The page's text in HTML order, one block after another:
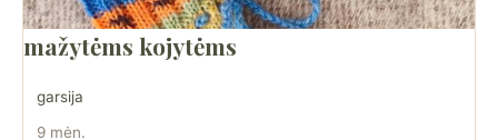
mažytėms kojytėms
garsija
9 mėn.